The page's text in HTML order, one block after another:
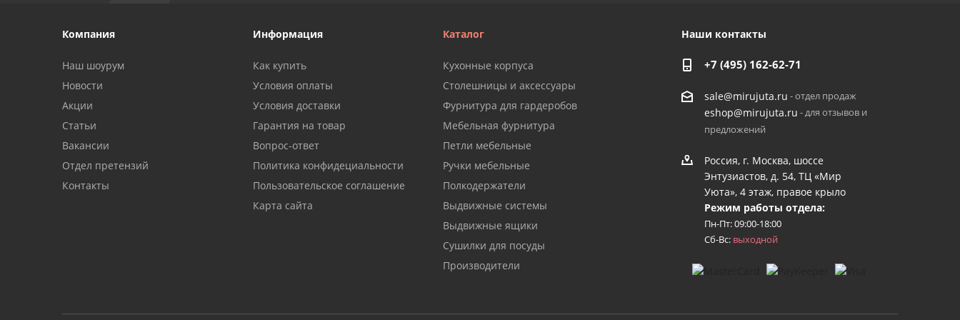
Компания
Наш шоурум
Новости
Акции
Статьи
Вакансии
Отдел претензий
Контакты
Информация
Как купить
Условия оплаты
Условия доставки
Гарантия на товар
Вопрос-ответ
Политика конфидециальности
Пользовательское соглашение
Карта сайта
Каталог
Кухонные корпуса
Столешницы и аксессуары
Фурнитура для гардеробов
Мебельная фурнитура
Петли мебельные
Ручки мебельные
Полкодержатели
Выдвижные системы
Выдвижные ящики
Сушилки для посуды
Производители
Наши контакты
+7 (495) 162-62-71
sale@mirujuta.ru - отдел продаж
eshop@mirujuta.ru - для отзывов и
предложений
Россия, г. Москва, шоссе
Энтузиастов, д. 54, ТЦ «Мир
Уюта», 4 этаж, правое крыло
Режим работы отдела:
Пн-Пт: 09:00-18:00
Сб-Вс: выходной